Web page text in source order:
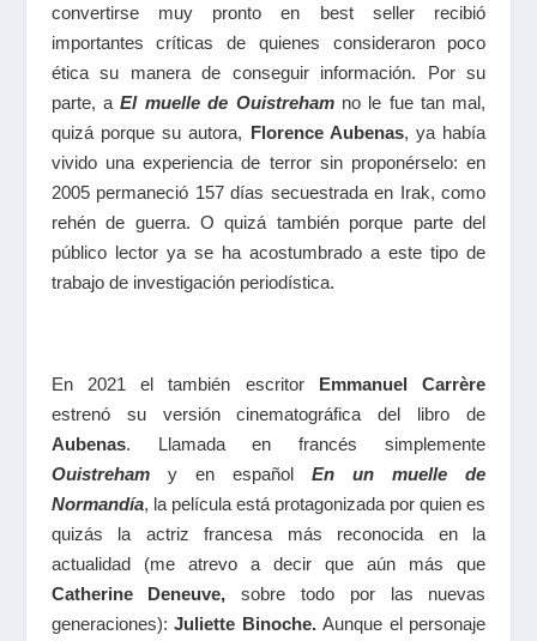
convertirse muy pronto en best seller recibió
importantes críticas de quienes consideraron poco
ética su manera de conseguir información. Por su
parte, aEl muelle de Ouistrehamno le fue tan mal,
quizá porque su autora, Florence Aubenas, ya había
vivido una experiencia de terror sin proponérselo: en
2005 permaneció 157 días secuestrada en Irak, como
rehén de guerra. O quizá también porque parte del
público lector ya se ha acostumbrado a este tipo de
trabajo de investigación periodística.
En 2021 el también escritor Emmanuel Carrère
estrenó su versión cinematográfica del libro de
Aubenas. Llamada en francés simplemente
Ouistrehamy en españolEn un muelle de
Normandía, la película está protagonizada por quien es
quizás la actriz francesa más reconocida en la
actualidad (me atrevo a decir que aún más que
Catherine Deneuve, sobre todo por las nuevas
generaciones):Juliette Binoche.Aunque el personaje